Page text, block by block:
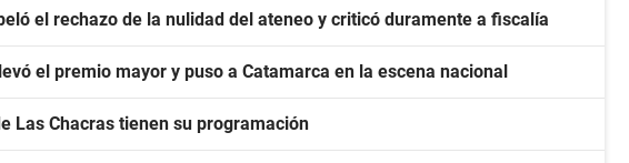
el rechazo de la nulidad del ateneo y criticó duramente a fiscalía
el premio mayor y puso a Catamarca en la escena nacional
Las Chacras tienen su programación